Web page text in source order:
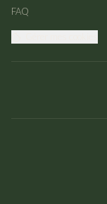
FAQ